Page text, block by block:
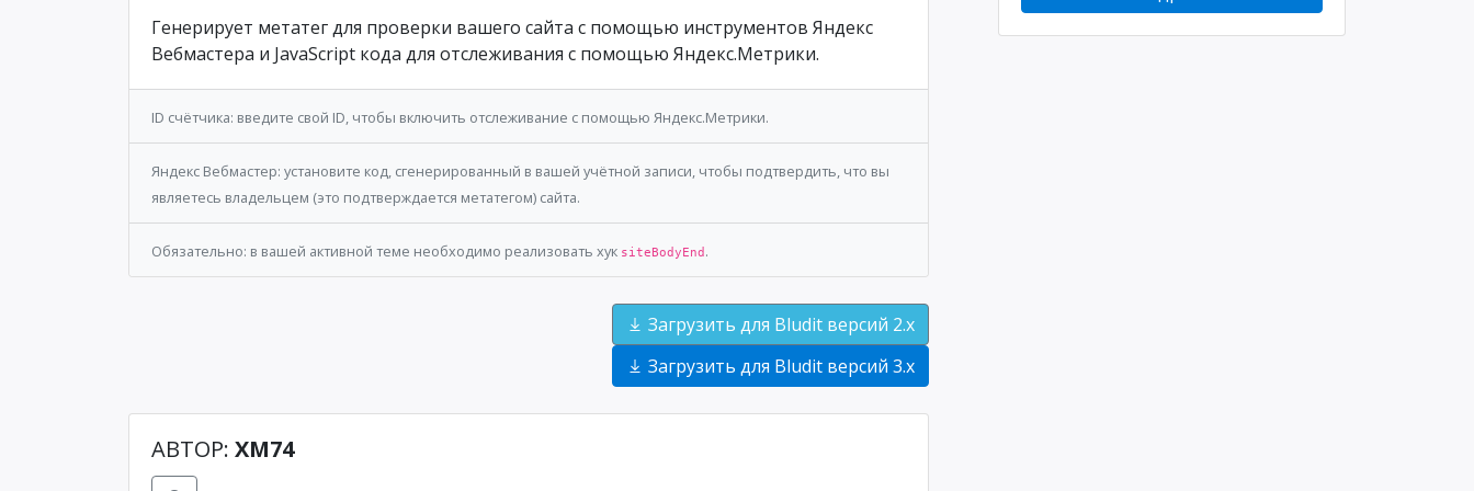
Генерирует метатег для проверки вашего сайта с помощью инструментов Яндекс
Вебмастера и JavaScript кода для отслеживания с помощью Яндекс.Метрики.
ID счётчика: введите свой ID, чтобы включить отслеживание с помощью Яндекс.Метрики.
Яндекс Вебмастер: установите код, сгенерированный в вашей учётной записи, чтобы подтвердить, что вы
являетесь владельцем (это подтверждается метатегом) сайта.
Обязательно: в вашей активной теме необходимо реализовать хук siteBodyEnd .
Загрузить для Bludit версий 2.x
Загрузить для Bludit версий 3.x
АВТОР: XM74